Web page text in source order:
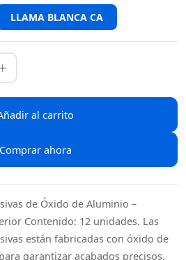
LLAMA BLANCA CA
al carrito
Comprar ahora
de Óxido de Aluminio –
Contenido: 12 unidades. Las
están fabricadas con óxido de
garantizar acabados precisos,